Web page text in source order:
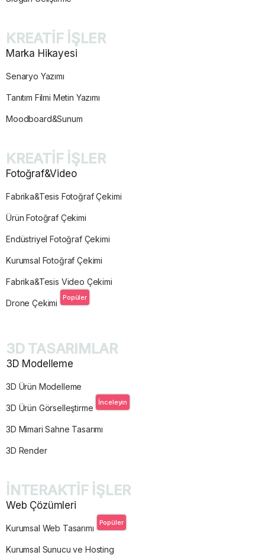
KREATİF İŞLER
Marka Hikayesi
Senaryo Yazımı
Tanıtım Filmi Metin Yazımı
Moodboard&Sunum
KREATİF İŞLER
Fotoğraf&Video
Fabrika&Tesis Fotoğraf Çekimi
Ürün Fotoğraf Çekimi
Endüstriyel Fotoğraf Çekimi
Kurumsal Fotoğraf Çekimi
Fabrika&Tesis Video Çekimi
Drone Çekimi
Popüler
3D TASARIMLAR
3D Modelleme
3D Ürün Modelleme
3D Ürün Görselleştirme
İnceleyin
3D Mimari Sahne Tasarımı
3D Render
İNTERAKTİF İŞLER
Web Çözümleri
Kurumsal Web Tasarımı
Popüler
Kurumsal Sunucu ve Hosting